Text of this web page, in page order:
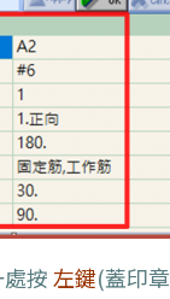
處按左鍵(蓋印